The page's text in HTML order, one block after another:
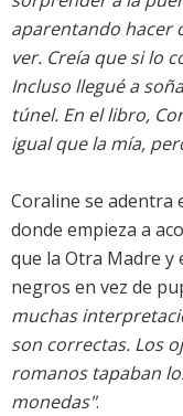
aparentando hacer
ver. Creía que si lo
Incluso llegué a
túnel. En el libro,
igual que la mía,
Coraline se adentra
donde empieza a
que la Otra Madre
negros en vez de
muchas
son correctas. Los
romanos tapaban
monedas".